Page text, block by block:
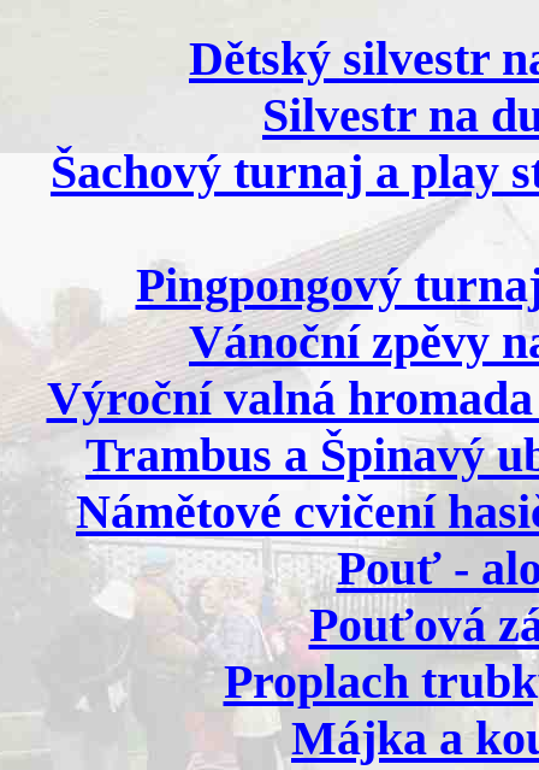
Dětský silvestr
Silvestr na
Šachový turnaj a play
Pingpongový
Vánoční zpěvy
Výroční valná
Trambus a Špinavý
Námětové cvičení
Pouť -
Pouťová
Proplach
Májka a